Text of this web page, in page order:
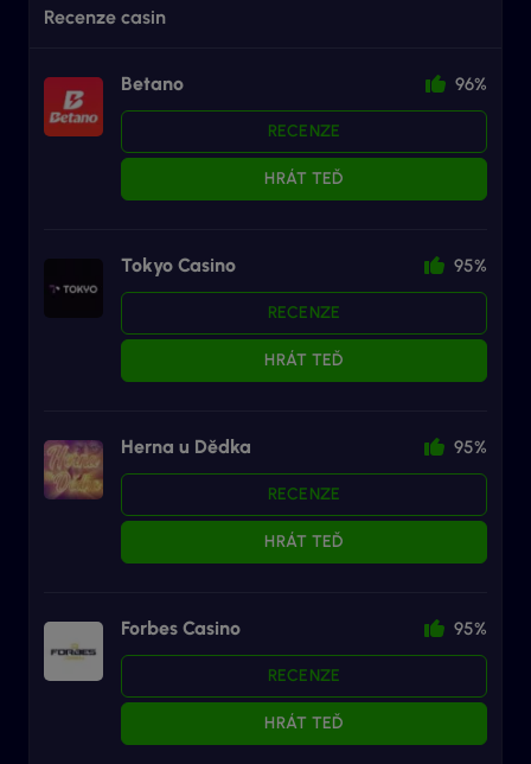
Recenze casin
Betano 96%
RECENZE
HRÁT TEĎ
Tokyo Casino 95%
RECENZE
HRÁT TEĎ
Herna u Dědka 95%
RECENZE
HRÁT TEĎ
Forbes Casino 95%
RECENZE
HRÁT TEĎ